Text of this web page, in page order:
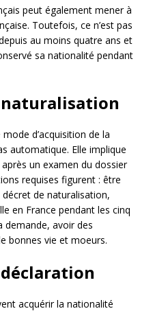
peut également mener à
Toutefois, ce n’est pas
au moins quatre ans et
sa nationalité pendant
naturalisation
d’acquisition de la
automatique. Elle implique
un examen du dossier
requises figurent : être
de naturalisation,
en France pendant les cinq
demande, avoir des
bonnes vie et moeurs.
acquérir la nationalité